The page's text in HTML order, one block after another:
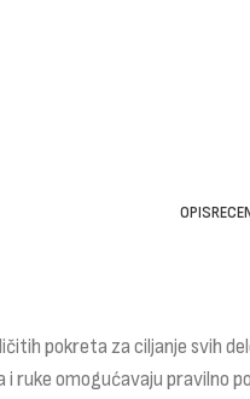
OPIS
pokreta za ciljanje svih
i ruke omogućavaju pravilno